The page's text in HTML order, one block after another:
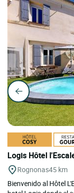
Logis Hôtel
Rognonas45 km
Bienvenido al Hôtel